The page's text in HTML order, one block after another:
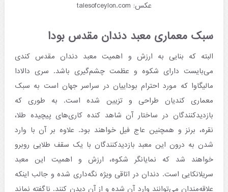
عکس: talesofceylon.com
سبک معماری معبد دندان مقدس بودا
البته که بنایی به ارزش و اهمیت معبد دندان مقدس کندی
می‌بایست دارای شکوه و عظمت چشم‌گیری باشد. سری دالادا
مالیگاوا که مورد احترام بوداییان در سراسر جهان است به سبک
معماری کندیان طراحی و تزیین شده است. به طوری که
بازدیدکنندگان در ساختار آن شاهد کنده کاری‌های پیچیده طلا،
نقره، برنز و همچنین عاج فیل خواهند بود. علاوه بر آن با وارد
شدن به درون این معبد بازدیدکنندگان با یک سقف طلایی روبرو
خواهند شد که نمایانگر شکوه، ارزش و اهمیت این معبد
سریلانکایی است. دندان در اتاقی ویژه نگه‌داری شده و جالب اینکه
علاقه‌مندان می‌توانند وارد آن شده و از آن دیدن کنند. ناگفته نماند